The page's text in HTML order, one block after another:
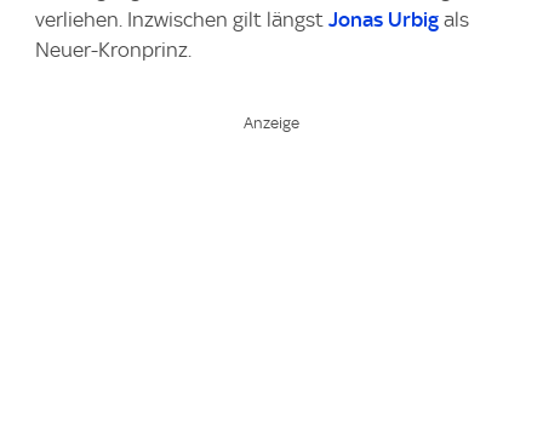
verliehen. Inzwischen gilt längst Jonas Urbig als
Neuer-Kronprinz.